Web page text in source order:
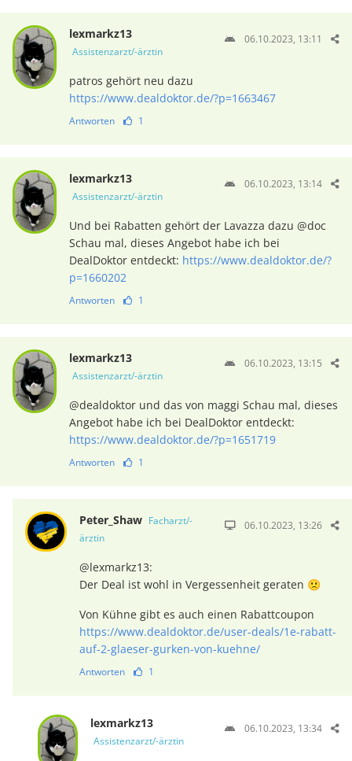
lexmarkz13
Assistenzarzt/-ärztin
06.10.2023, 13:11
patros gehört neu dazu
https://www.dealdoktor.de/?p=1663467
Antworten 1
lexmarkz13
Assistenzarzt/-ärztin
06.10.2023, 13:14
Und bei Rabatten gehört der Lavazza dazu @doc
Schau mal, dieses Angebot habe ich bei
DealDoktor entdeckt: https://www.dealdoktor.de/?
p=1660202
Antworten 1
lexmarkz13
Assistenzarzt/-ärztin
06.10.2023, 13:15
@dealdoktor und das von maggi Schau mal, dieses
Angebot habe ich bei DealDoktor entdeckt:
https://www.dealdoktor.de/?p=1651719
Antworten 1
Peter_Shaw Facharzt/-
ärztin
06.10.2023, 13:26
@lexmarkz13:
Der Deal ist wohl in Vergessenheit geraten 🙁
Von Kühne gibt es auch einen Rabattcoupon
https://www.dealdoktor.de/user-deals/1e-rabatt-
auf-2-glaeser-gurken-von-kuehne/
Antworten 1
lexmarkz13
Assistenzarzt/-ärztin
06.10.2023, 13:34